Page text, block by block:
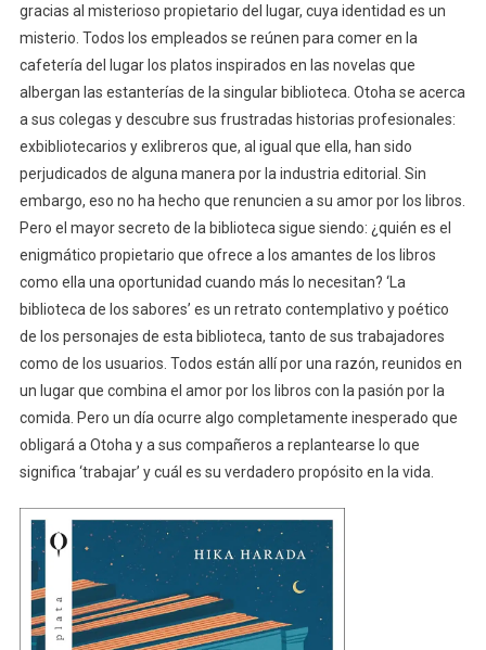
gracias al misterioso propietario del lugar, cuya identidad es un
misterio. Todos los empleados se reúnen para comer en la
cafetería del lugar los platos inspirados en las novelas que
albergan las estanterías de la singular biblioteca. Otoha se acerca
a sus colegas y descubre sus frustradas historias profesionales:
exbibliotecarios y exlibreros que, al igual que ella, han sido
perjudicados de alguna manera por la industria editorial. Sin
embargo, eso no ha hecho que renuncien a su amor por los libros.
Pero el mayor secreto de la biblioteca sigue siendo: ¿quién es el
enigmático propietario que ofrece a los amantes de los libros
como ella una oportunidad cuando más lo necesitan? ‘La
biblioteca de los sabores’ es un retrato contemplativo y poético
de los personajes de esta biblioteca, tanto de sus trabajadores
como de los usuarios. Todos están allí por una razón, reunidos en
un lugar que combina el amor por los libros con la pasión por la
comida. Pero un día ocurre algo completamente inesperado que
obligará a Otoha y a sus compañeros a replantearse lo que
significa ‘trabajar’ y cuál es su verdadero propósito en la vida.